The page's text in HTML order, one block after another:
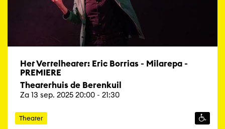
Het Vertelheater: Eric Borrias - Milarepa -
PREMIERE
Theaterhuis de Berenkuil
Za 13 sep. 2025 20:00 - 21:30
Theater